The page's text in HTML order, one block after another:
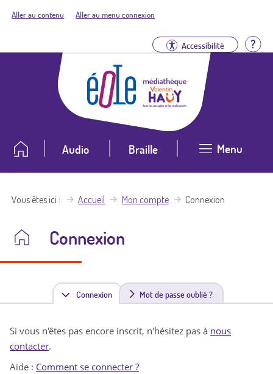
Aller au contenu Aller au menu connexion
Accessibilité
Audio Braille Menu
Vous êtes ici Accueil Mon compte Connexion
Connexion
Connexion(
n
Mot de passe oublié ?
Si vous n'êtes pas encore inscrit, n'hésitez pas à nous
contacter.
Aide : Comment se connecter ?